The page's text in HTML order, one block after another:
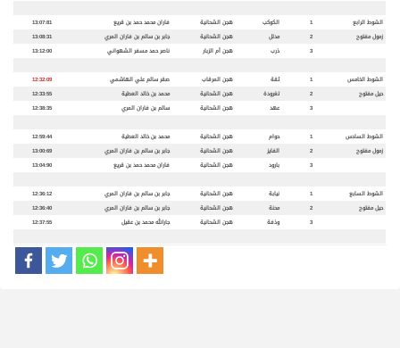
الشوط الرابع 1 الكوكب هجن الشحانية فاران محمد حمد بن قريع
13:07:81
زمول مفتوح
2 مدلل هجن الشحانية جابر بن سالم بن فاران المري
13:08:31
3
ذرب هجن أم الزبار ناصر حمد مسفر الشهواني 13:12:00
الشوط الخامس 1 ثقة هجن المرقاب صقر سالم علي الهاشمي
12:32:09
حيل مفتوح
2 تغرودة هجن الشحانية محمد بن خالد العطية
12:33:55
3
عهد هجن الشحانية سالم بن فاران المري 12:38:35
الشوط السادس 1 حوام هجن الشحانية محمد بن خالد العطية
12:59:44
زمول مفتوح
2 الفايز هجن الشحانية جابر بن سالم بن فاران المري
13:00:69
3
بارود هجن الشحانية فاران محمد حمد بن قريع 13:04:90
الشوط السابع 1 نيابة هجن الشحانية جابر بن سالم بن فاران المري
12:36:12
حيل مفتوح
2 محنة هجن الشحانية جابر بن سالم بن فاران المري
12:36:40
3
وذفة هجن الشحانية جارالله محمد بن عقيل 12:37:55